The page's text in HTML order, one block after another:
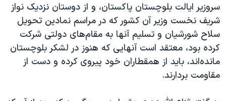
سروزیر ایالت بلوچستان پاکستان، و از دوستان نزدیک نواز
شریف نخست وزیر آن کشور که در مراسم نمادین تحویل
سلاح شورشیان و تسلیم آنها به مقام‌های دولتی شرکت
کرده بود، معتقد است آنهایی که هنوز در لشکر بلوچستان
مانده‌اند، باید از همقطاران خود پیروی کرده و دست از
مقاومت بردارند.